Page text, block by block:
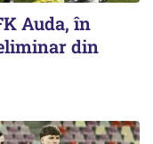
Auda, în
din